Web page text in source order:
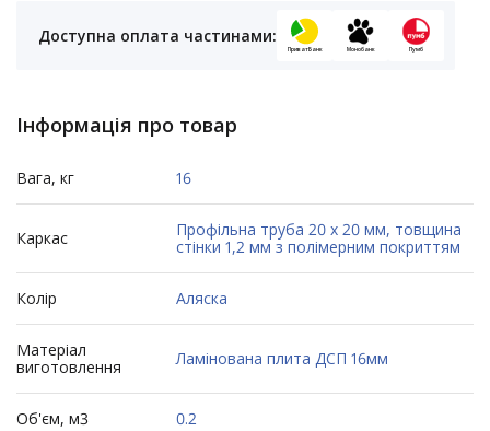
Доступна оплата частинами:
ПриватБанк Монобанк Пумб
Інформація про товар
Вага, кг 16
Каркас
Профільна труба 20 х 20 мм, товщина
стінки 1,2 мм з полімерним покриттям
Колір Аляска
Матеріал
виготовлення
Ламінована плита ДСП 16мм
Об'єм, м3 0.2